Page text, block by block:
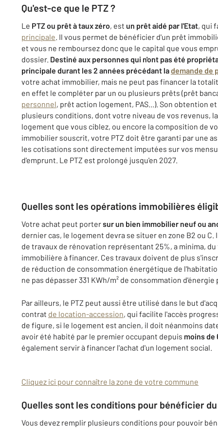
Qu'est-ce que le PTZ ?
Le PTZ ou prêt à taux zéro, est un prêt aidé par l'Etat, qui
principale. Il vous permet de bénéficier d'un prêt
et vous ne remboursez donc que le capital que vous
dossier. Destiné aux personnes qui n'ont pas été
principale durant les 2 années précédant lademande de
votre achat immobilier, mais ne peut pas financer la
en effet le compléter par un ou plusieurs prêts (prêt
personnel, prêt action logement, PAS...). Son obtention
plusieurs conditions, dont votre niveau de vos revenus,
logement que vous ciblez, ou encore la composition de
immobilier souscrit, votre PTZ doit être garanti par une
les cotisations sont directement imputées sur vos
d'emprunt. Le PTZ est prolongé jusqu'en 2027.
Quelles sont les opérations immobilières
Votre achat peut portersur un bien immobilier neuf ou
dernier cas, le logement devra se situer en zone B2 ou
de travaux de rénovation représentant 25%, a minima,
immobilière à financer. Ces travaux doivent de plus
de réduction de consommation énergétique de
ne pas dépasser 331 KWh/m² de consommation d'énergie
Par ailleurs, le PTZ peut aussi être utilisé dans le but
contrat de location-accession, qui facilite l'accès
de figure, si le logement est ancien, il doit néanmoins
avoir été habité par le premier occupant depuis moins de
également servir à financer l'achat d'un logement social.
Cliquez ici pour connaître la zone de votre commune
Quelles sont les conditions pour bénéficier du
Vous devez remplir plusieurs conditions pour pouvoir